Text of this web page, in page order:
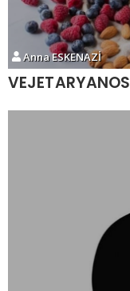
Anna ESKENAZİ
VEJETARYANOS